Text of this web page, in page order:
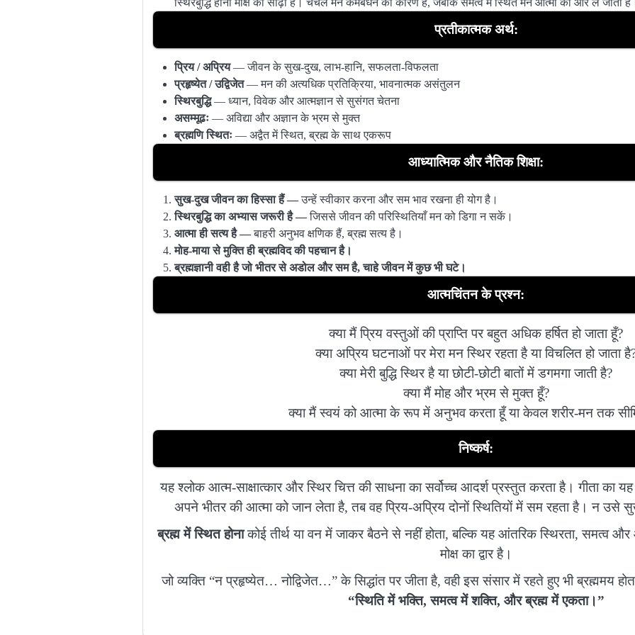
प्रतीकात्मक अर्थ:
प्रिय / अप्रिय— जीवन के सुख-दुख, लाभ-हानि, सफलता-विफलता
प्रहृष्येत / उद्विजेत— मन की अत्यधिक प्रतिक्रिया, भावनात्मक असंतुलन
स्थिरबुद्धि— ध्यान, विवेक और आत्मज्ञान से सुसंगत चेतना
असम्मूढः— अविद्या और अज्ञान के भ्रम से मुक्त
ब्रह्मणि स्थितः— अद्वैत में स्थित, ब्रह्म के साथ एकरूप
आध्यात्मिक और नैतिक शिक्षा:
सुख-दुख जीवन का हिस्सा हैं —उन्हें स्वीकार करना और सम भाव रखना ही योग है।
स्थिरबुद्धि का अभ्यास जरूरी है —जिससे जीवन की परिस्थितियाँ मन को डिगा न सकें।
आत्मा ही सत्य है —बाहरी अनुभव क्षणिक हैं, ब्रह्म सत्य है।
मोह-माया से मुक्ति ही ब्रह्मविद की पहचान है।
ब्रह्मज्ञानी वही है जो भीतर से अडोल और सम है, चाहे जीवन में कुछ भी घटे।
आत्मचिंतन के प्रश्न:
क्या मैं प्रिय वस्तुओं की प्राप्ति पर बहुत अधिक हर्षित हो जाता हूँ?
क्या अप्रिय घटनाओं पर मेरा मन स्थिर रहता है या विचलित हो जाता
क्या मेरी बुद्धि स्थिर है या छोटी-छोटी बातों में डगमगा जाती है?
क्या मैं मोह और भ्रम से मुक्त हूँ?
क्या मैं स्वयं को आत्मा के रूप में अनुभव करता हूँ या केवल शरीर-मन तक
निष्कर्ष:
यह श्लोक आत्म-साक्षात्कार और स्थिर चित्त की साधना का सर्वोच्च आदर्श प्रस्तुत करता है। गीता का
अपने भीतर की आत्मा को जान लेता है, तब वह प्रिय-अप्रिय दोनों स्थितियों में सम रहता है। न उसे
ब्रह्म में स्थित होनाकोई तीर्थ या वन में जाकर बैठने से नहीं होता, बल्कि यह आंतरिक स्थिरता, समत्व और
मोक्ष का द्वार है।
जो व्यक्ति “न प्रहृष्येत… नोद्विजेत…” के सिद्धांत पर जीता है, वही इस संसार में रहते हुए भी ब्रह्ममय
“स्थिति में भक्ति, समत्व में शक्ति, और ब्रह्म में एकता।”